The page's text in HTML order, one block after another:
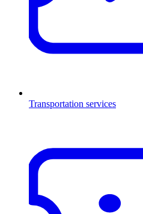
Transportation services